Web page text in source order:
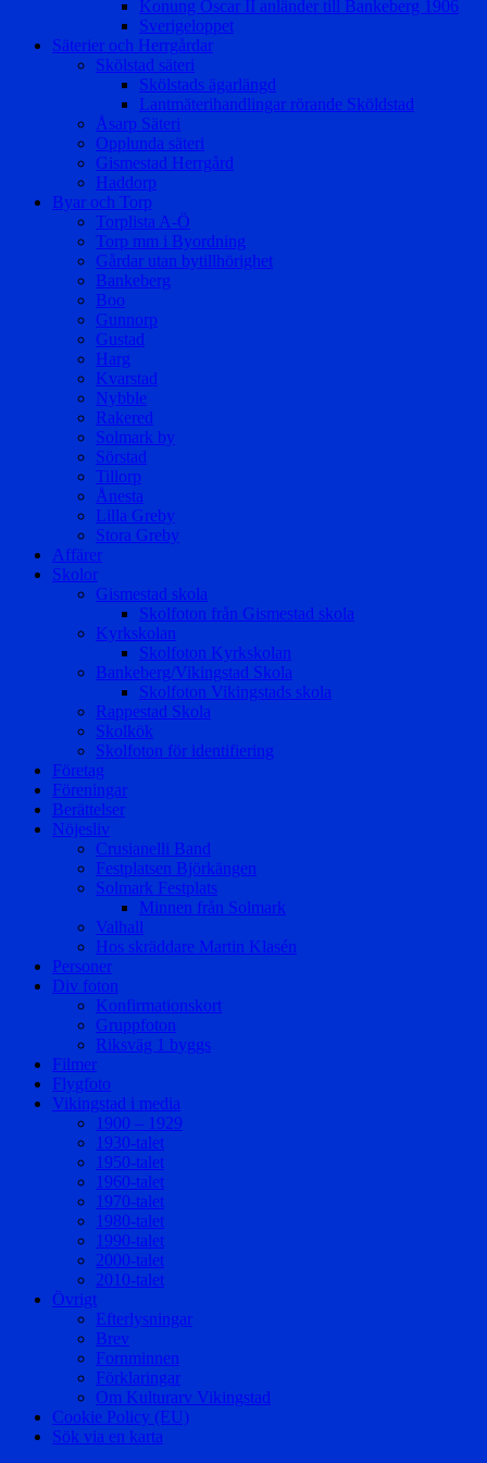
Konung Oscar II anländer till Bankeberg 1906
Sverigeloppet
Säterier och Herrgårdar
Skölstad säteri
Skölstads ägarlängd
Lantmäterihandlingar rörande Sköldstad
Åsarp Säteri
Opplunda säteri
Gismestad Herrgård
Haddorp
Byar och Torp
Torplista A-Ö
Torp mm i Byordning
Gårdar utan bytillhörighet
Bankeberg
Boo
Gunnorp
Gustad
Harg
Kvarstad
Nybble
Rakered
Solmark by
Sörstad
Tillorp
Ånesta
Lilla Greby
Stora Greby
Affärer
Skolor
Gismestad skola
Skolfoton från Gismestad skola
Kyrkskolan
Skolfoton Kyrkskolan
Bankeberg/Vikingstad Skola
Skolfoton Vikingstads skola
Rappestad Skola
Skolkök
Skolfoton för identifiering
Företag
Föreningar
Berättelser
Nöjesliv
Crusianelli Band
Festplatsen Björkängen
Solmark Festplats
Minnen från Solmark
Valhall
Hos skräddare Martin Klasén
Personer
Div foton
Konfirmationskort
Gruppfoton
Riksväg 1 byggs
Filmer
Flygfoto
Vikingstad i media
1900 – 1929
1930-talet
1950-talet
1960-talet
1970-talet
1980-talet
1990-talet
2000-talet
2010-talet
Övrigt
Efterlysningar
Brev
Fornminnen
Förklaringar
Om Kulturarv Vikingstad
Cookie Policy (EU)
Sök via en karta